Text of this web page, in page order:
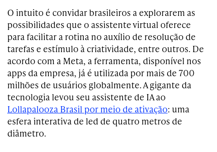
O intuito é convidar brasileiros a explorarem as
possibilidades que o assistente virtual oferece
para facilitar a rotina no auxílio de resolução de
tarefas e estímulo à criatividade, entre outros. De
acordo com a Meta, a ferramenta, disponível nos
apps da empresa, já é utilizada por mais de 700
milhões de usuários globalmente. A gigante da
tecnologia levou seu assistente de IA ao
Lollapalooza Brasil por meio de ativação: uma
esfera interativa de led de quatro metros de
diâmetro.